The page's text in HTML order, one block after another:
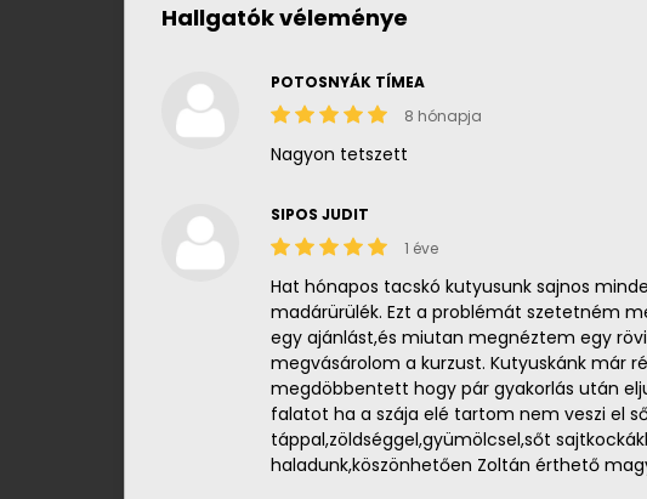
Hallgatók véleménye
POTOSNYÁK TÍMEA
8 hónapja
Nagyon tetszett
SIPOS JUDIT
1 éve
Hat hónapos tacskó kutyusunk sajnos
madárürülék. Ezt a problémát szetetném
egy ajánlást,és miutan megnéztem egy
megvásárolom a kurzust. Kutyuskánk már
megdöbbentett hogy pár gyakorlás után
falatot ha a szája elé tartom nem veszi el
táppal,zöldséggel,gyümölcsel,sőt
haladunk,köszönhetően Zoltán érthető